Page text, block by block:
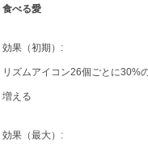
食べる愛
効果（初期）:
リズムアイコン26個ごとに30%
増える
効果（最大）: